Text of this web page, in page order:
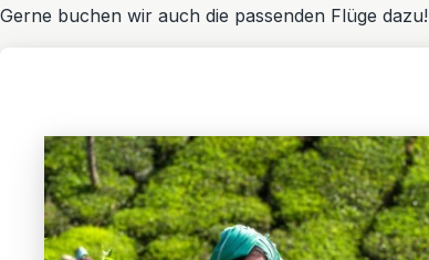
Gerne buchen wir auch die passenden Flüge dazu!